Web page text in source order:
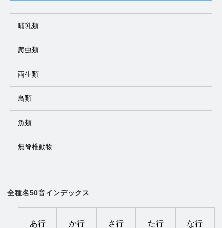
哺乳類
爬虫類
両生類
鳥類
魚類
無脊椎動物
全種名50音インデックス
あ行 か行 さ行 た行 な行